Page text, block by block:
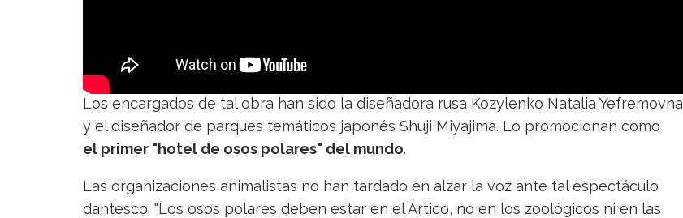
Los encargados de tal obra han sido la diseñadora rusa Kozylenko Natalia Yefremovna
y el diseñador de parques temáticos japonés Shuji Miyajima. Lo promocionan como
el primer "hotel de osos polares" del mundo.
Las organizaciones animalistas no han tardado en alzar la voz ante tal espectáculo
dantesco. "Los osos polares deben estar en el Ártico, no en los zoológicos ni en las